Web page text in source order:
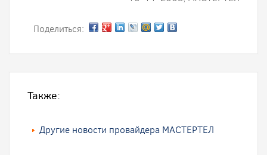
Поделиться:
Также:
Другие новости провайдера МАСТЕРТЕЛ